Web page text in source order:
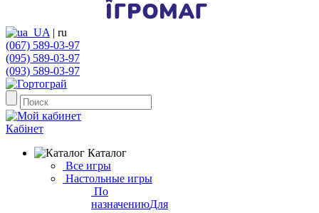
UA | ru
(067) 589-03-97
(095) 589-03-97
(093) 589-03-97
Кабінет
Каталог
Все игры
Настольные игры
По
назначениюДля